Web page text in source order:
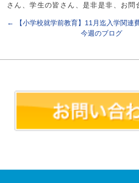
さん、学生の皆さん、是非是非、お問
←
【小学校就学前教育】11月迄入学関連
今週のブログ 【